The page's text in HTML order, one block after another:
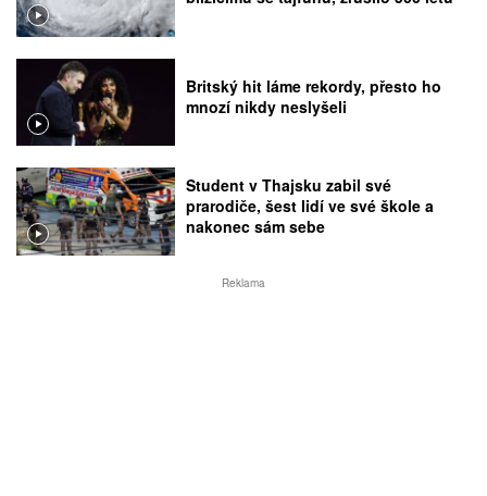
Britský hit láme rekordy, přesto ho
mnozí nikdy neslyšeli
Student v Thajsku zabil své
prarodiče, šest lidí ve své škole a
nakonec sám sebe
Reklama